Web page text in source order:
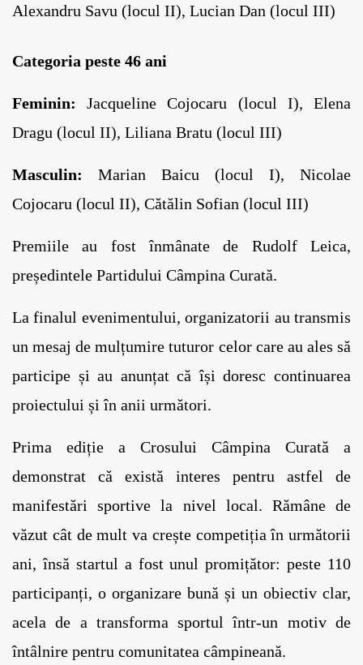
Alexandru Savu (locul II), Lucian Dan (locul III)
Categoria peste 46 ani
Feminin: Jacqueline Cojocaru (locul I), Elena
Dragu (locul II), Liliana Bratu (locul III)
Masculin: Marian Baicu (locul I), Nicolae
Cojocaru (locul II), Cătălin Sofian (locul III)
Premiile au fost înmânate de Rudolf Leica,
președintele Partidului Câmpina Curată.
La finalul evenimentului, organizatorii au transmis
un mesaj de mulțumire tuturor celor care au ales să
participe și au anunțat că își doresc continuarea
proiectului și în anii următori.
Prima ediție a Crosului Câmpina Curată a
demonstrat că există interes pentru astfel de
manifestări sportive la nivel local. Rămâne de
văzut cât de mult va crește competiția în următorii
ani, însă startul a fost unul promițător: peste 110
participanți, o organizare bună și un obiectiv clar,
acela de a transforma sportul într-un motiv de
întâlnire pentru comunitatea câmpineană.